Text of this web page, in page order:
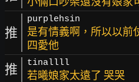
推
purplehsin
是有情義啊，所以以前
四愛他
推 tinallll
若曦娘家太遠了 哭哭